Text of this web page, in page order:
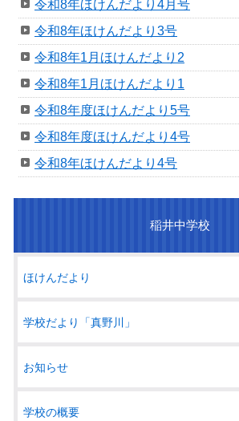
令和8年ほけんだより4月号
令和8年ほけんだより3号
令和8年1月ほけんだより2
令和8年1月ほけんだより1
令和8年度ほけんだより5号
令和8年度ほけんだより4号
令和8年ほけんだより4号
稲井中学校
ほけんだより
学校だより「真野川」
お知らせ
学校の概要